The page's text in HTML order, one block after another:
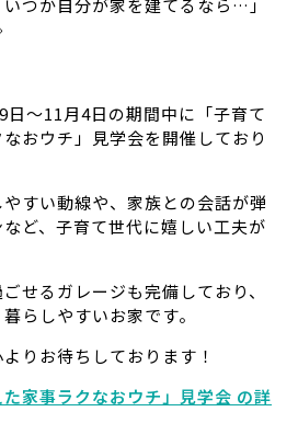
つか自分が家を建てるなら…」
日～11月4日の期間中に「子育て
おウチ」見学会を開催しており
すい動線や、家族との会話が弾
ど、子育て世代に嬉しい工夫が
せるガレージも完備しており、
らしやすいお家です。
りお待ちしております！
家事ラクなおウチ」見学会 の詳